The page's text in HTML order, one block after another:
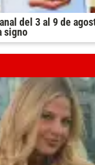
del 3 al 9 de
signo